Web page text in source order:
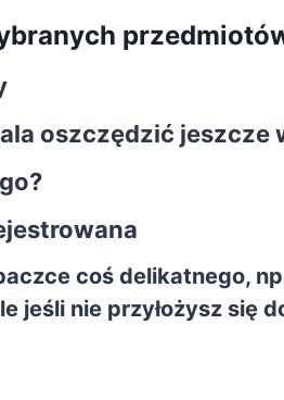
oszczędzić jeszcze
coś delikatnego,
jeśli nie przyłożysz się